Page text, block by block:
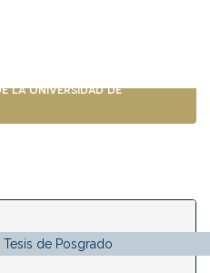
la Universidad de